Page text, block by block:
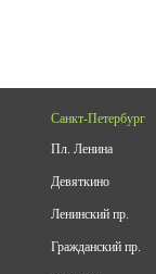
Санкт-Петербург
Пл. Ленина
Девяткино
Ленинский пр.
Гражданский пр.